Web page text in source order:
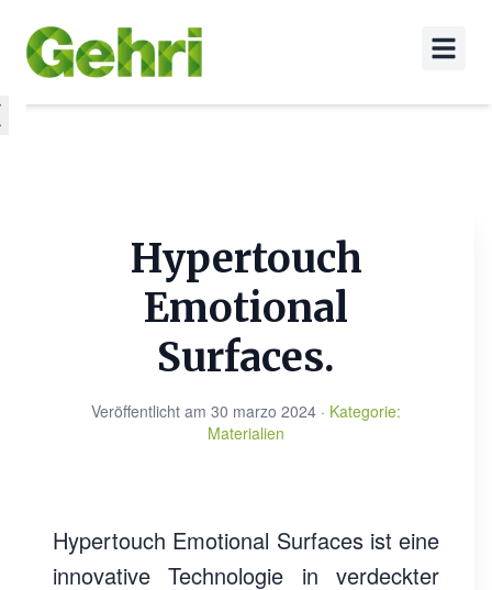
Hypertouch
Emotional
Surfaces.
Veröffentlicht am 30 marzo 2024 · Kategorie:
Materialien
Hypertouch Emotional Surfaces ist eine
innovative Technologie in verdeckter